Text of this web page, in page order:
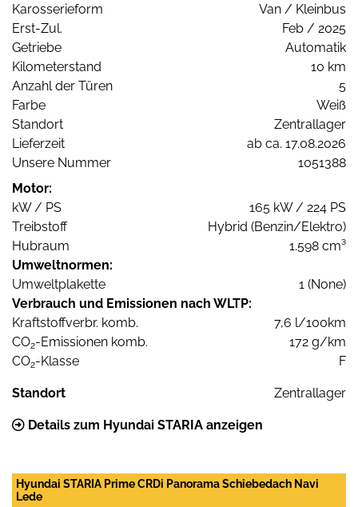
Karosserieform
Van / Kleinbus
Erst-Zul.
Feb / 2025
Getriebe
Automatik
Kilometerstand
10 km
Anzahl der Türen
5
Farbe
Weiß
Standort
Zentrallager
Lieferzeit
ab ca. 17.08.2026
Unsere Nummer
1051388
Motor:
kW / PS
165 kW / 224 PS
Treibstoff
Hybrid (Benzin/Elektro)
Hubraum
1.598 cm³
Umweltnormen:
Umweltplakette
1 (None)
Verbrauch und Emissionen nach WLTP:
Kraftstoffverbr. komb.
7,6 l/100km
CO2-Emissionen komb.
172 g/km
CO2-Klasse F
Standort Zentrallager
Details zum Hyundai STARIA anzeigen
Hyundai STARIA Prime CRDi Panorama Schiebedach Navi
Lede